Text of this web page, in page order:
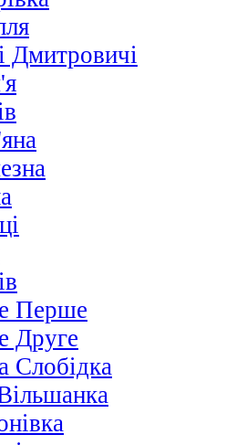
Дмитровичі
Перше
Друге
Слобідка